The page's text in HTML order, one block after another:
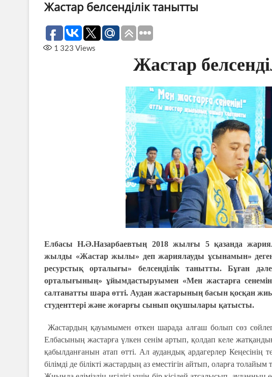
Жастар белсенділік танытты
1 323 Views
Жастар
Елбасы Н.Ә.Назарбаевтың 2018 жылғы 5 қазанда
жылды «Жастар жылы» деп жариялауды ұсынамын» деген
ресурстық орталығы» белсенділік танытты. Бұған
орталығының» ұйымдастыруымен «Мен жастарға
салтанатты шара өтті. Аудан жастарының басын қосқан
студенттері және жоғарғы сынып оқушылары қатысты.
Жастардың қауымымен өткен шарада алғаш болып сөз
Елбасының жастарға үлкен сенім артып, қолдап келе
қабылданғанын атап өтті. Ал аудандық ардагерлер Кеңесінің
білімді де білікті жастардың аз еместігін айтып, оларға толайым